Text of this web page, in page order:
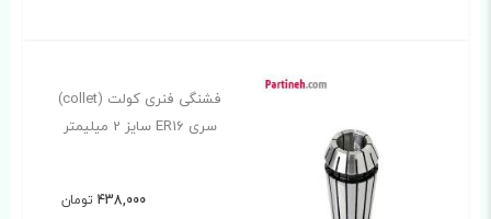
فشنگی فنری کولت (collet)
سری ER16 سایز 2 میلیمتر
438,000 تومان